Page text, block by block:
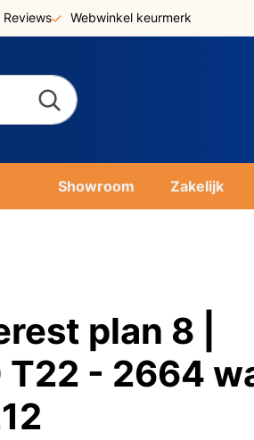
Webwinkel keurmerk
Showroom Zakelijk
plan 8 |
- 2664